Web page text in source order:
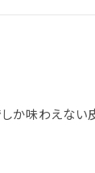
か味わえな